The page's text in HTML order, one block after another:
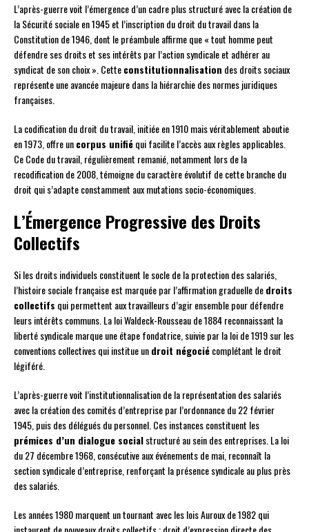
L’après-guerre voit l’émergence d’un cadre plus structuré avec la création de
la Sécurité sociale en 1945 et l’inscription du droit du travail dans la
Constitution de 1946, dont le préambule affirme que « tout homme peut
défendre ses droits et ses intérêts par l’action syndicale et adhérer au
syndicat de son choix ». Cetteconstitutionnalisation des droits sociaux
représente une avancée majeure dans la hiérarchie des normes juridiques
françaises.
La codification du droit du travail, initiée en 1910 mais véritablement aboutie
en 1973, offre uncorpus unifiéqui facilite l’accès aux règles applicables.
Ce Code du travail, régulièrement remanié, notamment lors de la
recodification de 2008, témoigne du caractère évolutif de cette branche du
droit qui s’adapte constamment aux mutations socio-économiques.
L’Émergence Progressive des Droits
Collectifs
Si les droits individuels constituent le socle de la protection des salariés,
l’histoire sociale française est marquée par l’affirmation graduelle dedroits
collectifs qui permettent aux travailleurs d’agir ensemble pour défendre
leurs intérêts communs. La loi Waldeck-Rousseau de 1884 reconnaissant la
liberté syndicale marque une étape fondatrice, suivie par la loi de 1919 sur les
conventions collectives qui institue undroit négociécomplétant le droit
légiféré.
L’après-guerre voit l’institutionnalisation de la représentation des salariés
avec la création des comités d’entreprise par l’ordonnance du 22 février
1945, puis des délégués du personnel. Ces instances constituent les
prémices d’un dialogue socialstructuré au sein des entreprises. La loi
du 27 décembre 1968, consécutive aux événements de mai, reconnaît la
section syndicale d’entreprise, renforçant la présence syndicale au plus près
des salariés.
Les années 1980 marquent un tournant avec les lois Auroux de 1982 qui